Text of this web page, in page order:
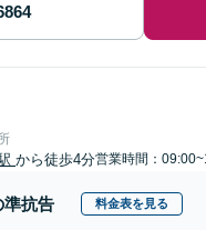
から徒歩4分営業時間：
準抗告 料金表を見る